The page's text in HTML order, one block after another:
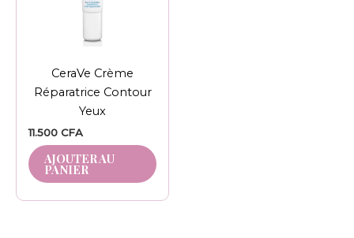
CeraVe Crème
Réparatrice Contour
Yeux
11.500 CFA
AJOUTER AU
PANIER